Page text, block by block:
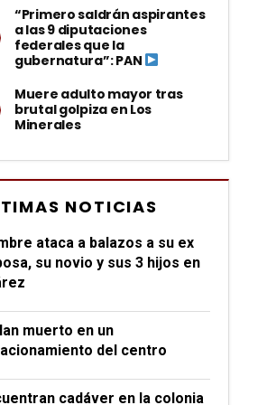
“Primero saldrán aspirantes
a las 9 diputaciones
federales que la
gubernatura”: PAN
Muere adulto mayor tras
brutal golpiza en Los
Minerales
NOTICIAS
ataca a balazos a su ex
su novio y sus 3 hijos en
muerto en un
del centro
cadáver en la colonia